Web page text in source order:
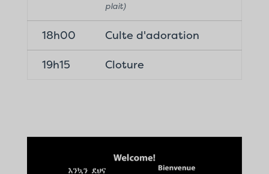
plait)
18h00
Culte d'adoration
19h15
Cloture